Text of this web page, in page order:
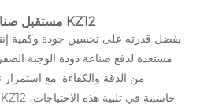
مستقبل صناعة دودة الدقيق الصفراء مع KZ12
بفضل قدرته على تحسين جودة وكمية
من الدقة والكفاءة. مع